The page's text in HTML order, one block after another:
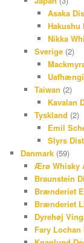
Asaka
Hakushu
Nikka
Sverige(2)
Taiwan (2)
Kavalan
Tyskland (2)
Emil
Slyrs
Danmark (59)
Ærø Whisky
Braunstein
Brænderiet
Brænderiet
Dyrehøj
Fary